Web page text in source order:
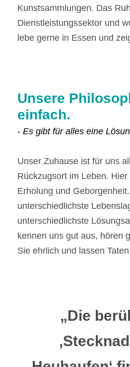
Kunstsammlungen. Das
Dienstleistungssektor und
lebe gerne in Essen und
Unsere
einfach.
- Es gibt für alles eine
Unser Zuhause ist für uns
Rückzugsort im Leben.
Erholung und
unterschiedlichste
unterschiedlichste
kennen uns gut aus, hören
Sie ehrlich und lassen
„Die